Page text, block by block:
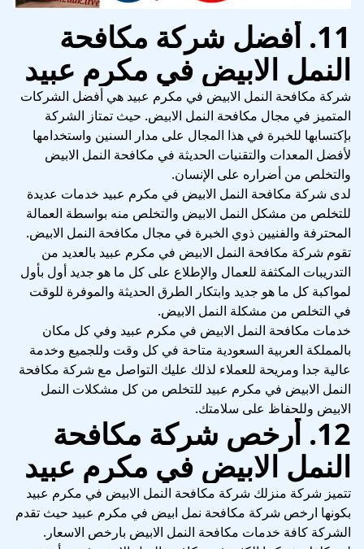
11. أفضل شركة مكافحة
النمل الابيض في مكرم عبيد
شركة مكافحة النمل الابيض في مكرم عبيد هي أفضل الشركات
المتميز في مجال مكافحة النمل الابيض. حيث تمتاز الشركة
بإكتسابها للخبرة في هذا المجال على مدار السنين واستخدامها
لأفضل المعدات والتقنيات الحديثة في مكافحة النمل الابيض
والتخلص من أضراره على الإنسان.
لدى شركة مكافحة النمل الابيض في مكرم عبيد خدمات عديدة
للتخلص من مشكل النمل الابيض والتخلص منه بواسطة العمالة
المحترفة والفنيين ذوي الخبرة في مجال مكافحة النمل الابيض.
تقوم شركة مكافحة النمل الابيض في مكرم عبيد بالعديد من
التدريبات المكثفة للعمال والإطلاع على كل ما هو جديد أول بأول
لمواكبة كل ما هو جديد وابتكار الطرق الحديثة والموفرة للوقت
في التخلص من مشكلة النمل الابيض.
خدمات مكافحة النمل الابيض في مكرم عبيد وفي كل مكان
بالمملكة العربية السعودية متاحة في كل وقت وللجميع وخدمة
عالية جدا ومريحة للعملاء لذلك عليك التواصل مع شركة مكافحة
النمل الابيض في مكرم عبيد للتخلص من كل مشكلات النمل
الابيض وللحفاظ على سلامتك.
12. أرخص شركة مكافحة
النمل الابيض في مكرم عبيد
تتميز شركة منزلك شركة مكافحة النمل الابيض في مكرم عبيد
بكونها ارخص شركة مكافحة نمل ابيض في مكرم عبيد حيث تقدم
الشركة كافة خدمات مكافحة النمل الابيض بارخص الاسعار.